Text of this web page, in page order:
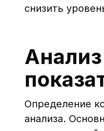
снизить
Определение
анализа.